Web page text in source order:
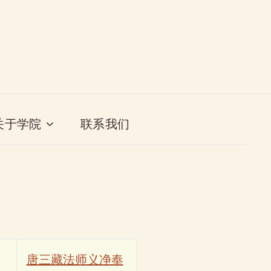
于学院 联系我们
唐三藏法师义净奉